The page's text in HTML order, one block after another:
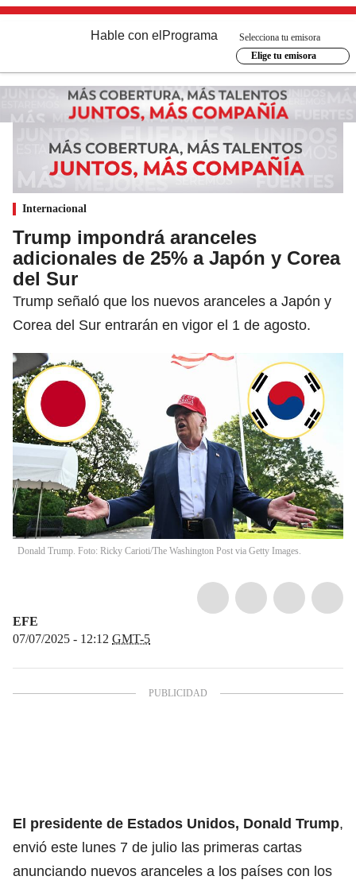
Hable con el Programa
Selecciona tu emisora
Elige tu emisora
Internacional
Trump impondrá aranceles
adicionales de 25% a Japón y Corea
del Sur
Trump señaló que los nuevos aranceles a Japón y
Corea del Sur entrarán en vigor el 1 de agosto.
Donald Trump. Foto: Ricky Carioti/The Washington Post via Getty Images.
EFE
07/07/2025 - 12:12 GMT-5
El presidente de Estados Unidos, Donald Trump,
envió este lunes 7 de julio las primeras cartas
anunciando nuevos aranceles a los países con los